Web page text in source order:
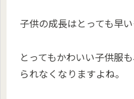
子供の成長はとっても早い
とってもかわいい子供服
られなくなりますよね。